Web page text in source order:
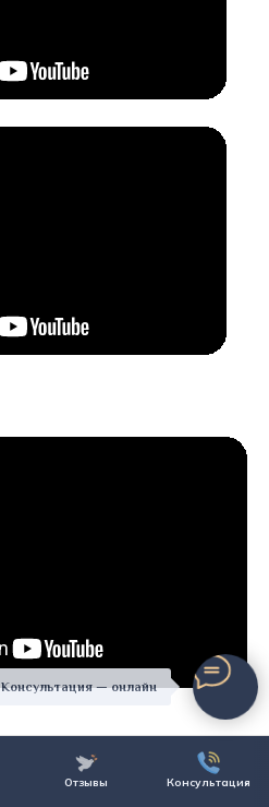
Отзывы Консультация
Консультация — онлайн